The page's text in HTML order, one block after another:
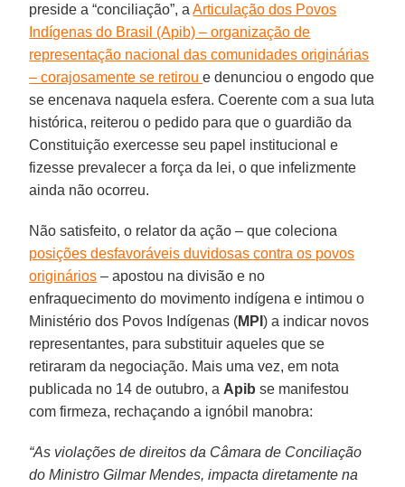
preside a “conciliação”, aArticulação dos Povos
Indígenas do Brasil (Apib) – organização de
representação nacional das comunidades originárias
– corajosamente se retiroue denunciou o engodo que
se encenava naquela esfera. Coerente com a sua luta
histórica, reiterou o pedido para que o guardião da
Constituição exercesse seu papel institucional e
fizesse prevalecer a força da lei, o que infelizmente
ainda não ocorreu.
Não satisfeito, o relator da ação – que coleciona
posições desfavoráveis duvidosas contra os povos
originários – apostou na divisão e no
enfraquecimento do movimento indígena e intimou o
Ministério dos Povos Indígenas (MPI) a indicar novos
representantes, para substituir aqueles que se
retiraram da negociação. Mais uma vez, em nota
publicada no 14 de outubro, a Apib se manifestou
com firmeza, rechaçando a ignóbil manobra:
“As violações de direitos da Câmara de Conciliação
do Ministro Gilmar Mendes, impacta diretamente na